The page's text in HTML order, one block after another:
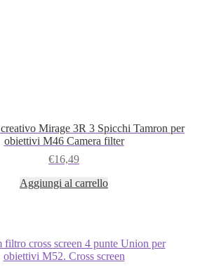
Mirage 3R 3 Spicchi Tamron per
obiettivi M46 Camera filter
€16,49
Aggiungi al carrello